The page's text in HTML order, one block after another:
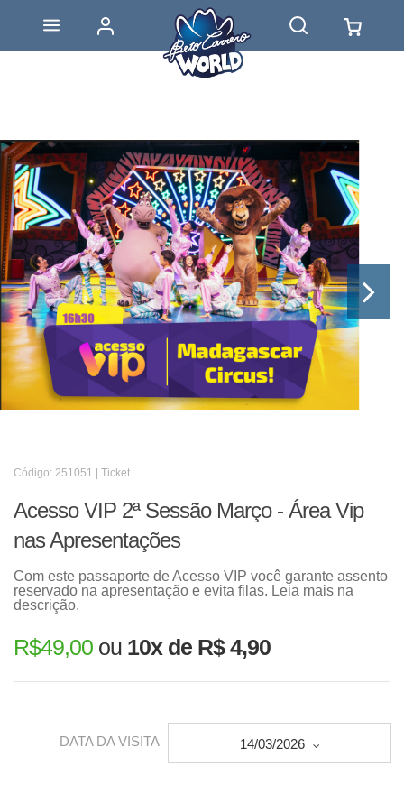
Código: 251051 | Ticket
Acesso VIP 2ª Sessão Março - Área Vip
nas Apresentações
Com este passaporte de Acesso VIP você garante assento
reservado na apresentação e evita filas. Leia mais na
descrição.
R$49,00 ou 10x de R$ 4,90
DATA DA VISITA 14/03/2026